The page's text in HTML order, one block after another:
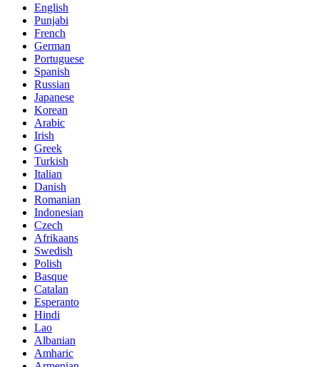
English
Punjabi
French
German
Portuguese
Spanish
Russian
Japanese
Korean
Arabic
Irish
Greek
Turkish
Italian
Danish
Romanian
Indonesian
Czech
Afrikaans
Swedish
Polish
Basque
Catalan
Esperanto
Hindi
Lao
Albanian
Amharic